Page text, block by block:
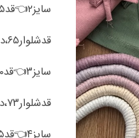
سایز۲👈قد۴۵،پهنا۳۵
قد‌شلوار۶۵،دورباسن۷۸
سایز۳👈قد۵۰،پهنا۳۷
قد‌شلوار۷۳،دورباسن۸۲
سایز۴👈قد۵۵،پهنا۴۰